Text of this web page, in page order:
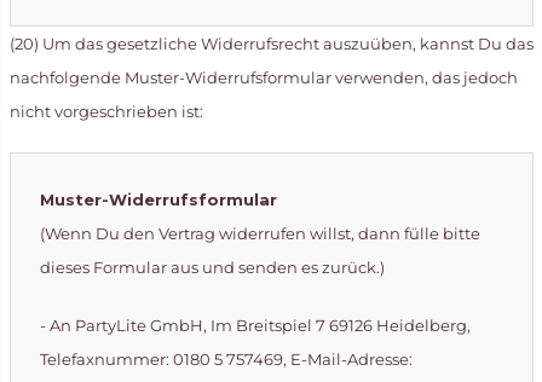
(20) Um das gesetzliche Widerrufsrecht auszuüben, kannst Du das
nachfolgende Muster-Widerrufsformular verwenden, das jedoch
nicht vorgeschrieben ist:
Muster-Widerrufsformular
(Wenn Du den Vertrag widerrufen willst, dann fülle bitte
dieses Formular aus und senden es zurück.)
- An PartyLite GmbH, Im Breitspiel 7 69126 Heidelberg,
Telefaxnummer: 0180 5 757469, E-Mail-Adresse: